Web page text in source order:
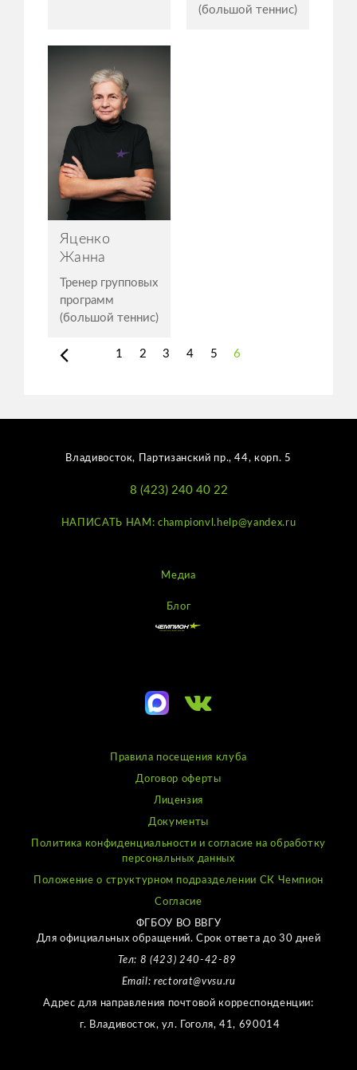
(большой теннис)
Яценко
Жанна
Тренер групповых
программ
(большой теннис)
1 2 3 4 5 6
Владивосток, Партизанский пр., 44, корп. 5
8 (423) 240 40 22
НАПИСАТЬ НАМ: championvl.help@yandex.ru
Медиа
Блог
Правила посещения клуба
Договор оферты
Лицензия
Документы
Политика конфиденциальности и согласие на обработку
персональных данных
Положение о структурном подразделении СК Чемпион
Согласие
ФГБОУ ВО ВВГУ
Для официальных обращений. Срок ответа до 30 дней
Тел: 8 (423) 240-42-89
Email: rectorat@vvsu.ru
Адрес для направления почтовой корреспонденции:
г. Владивосток, ул. Гоголя, 41, 690014